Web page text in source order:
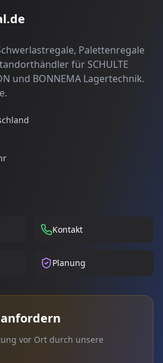
Palettenregale
für SCHULTE
und BONNEMA Lagertechnik.
Kontakt
Planung
vor Ort durch unsere